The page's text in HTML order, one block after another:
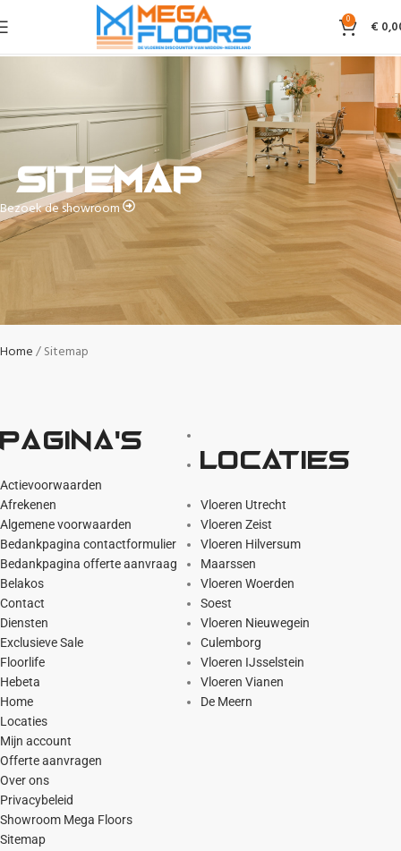
0 €
Sitemap
Bezoek de showroom
Home Sitemap
Pagina's
Actievoorwaarden
Afrekenen
Algemene voorwaarden
Bedankpagina contactformulier
Bedankpagina offerte aanvraag
Belakos
Contact
Diensten
Exclusieve Sale
Floorlife
Hebeta
Home
Locaties
Mijn account
Offerte aanvragen
Over ons
Privacybeleid
Showroom Mega Floors
Sitemap
Locaties
Vloeren Utrecht
Vloeren Zeist
Vloeren Hilversum
Maarssen
Vloeren Woerden
Soest
Vloeren Nieuwegein
Culemborg
Vloeren IJsselstein
Vloeren Vianen
De Meern